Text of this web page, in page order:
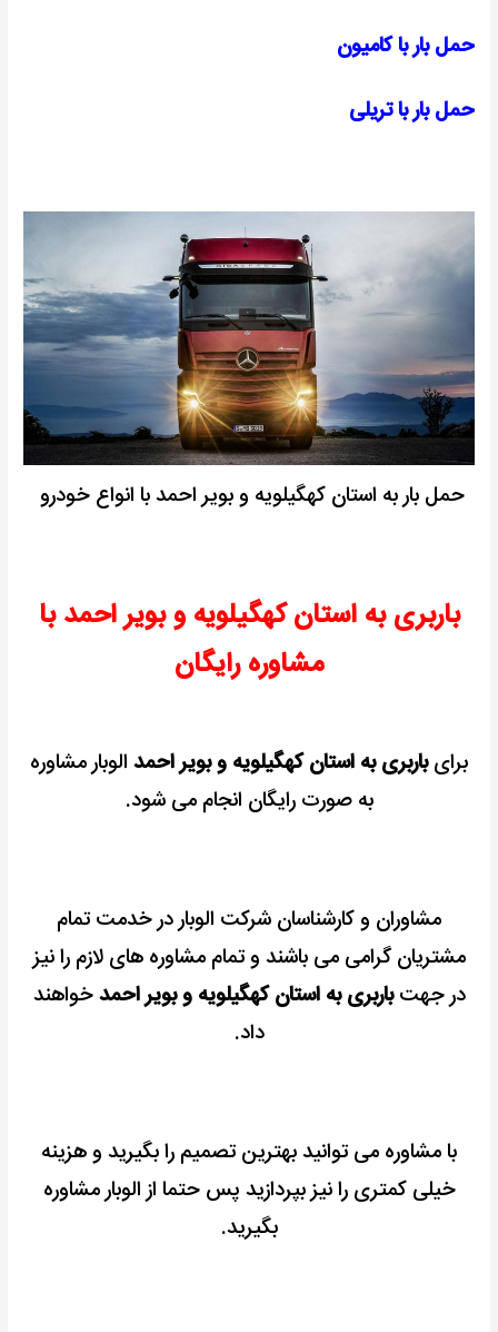
حمل بار با کامیون
حمل بار با تریلی
حمل بار به استان کهگیلویه و بویر احمد با انواع خودرو
باربری به استان کهگیلویه و بویر احمد با
مشاوره رایگان
برایباربری به استان کهگیلویه و بویر احمد الوبار مشاوره
به صورت رایگان انجام می شود.
مشاوران و کارشناسان شرکت الوبار در خدمت تمام
مشتریان گرامی می باشند و تمام مشاوره های لازم را نیز
در جهتباربری به استان کهگیلویه و بویر احمدخواهند
داد.
با مشاوره می توانید بهترین تصمیم را بگیرید و هزینه
خیلی کمتری را نیز بپردازید پس حتما از الوبار مشاوره
بگیرید.